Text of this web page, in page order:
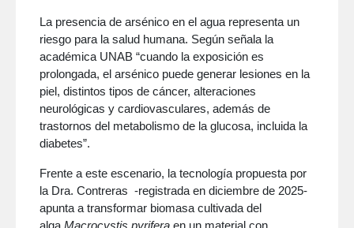
La presencia de arsénico en el agua representa un
riesgo para la salud humana. Según señala la
académica UNAB “cuando la exposición es
prolongada, el arsénico puede generar lesiones en la
piel, distintos tipos de cáncer, alteraciones
neurológicas y cardiovasculares, además de
trastornos del metabolismo de la glucosa, incluida la
diabetes”.
Frente a este escenario, la tecnología propuesta por
la Dra. Contreras -registrada en diciembre de 2025-
apunta a transformar biomasa cultivada del